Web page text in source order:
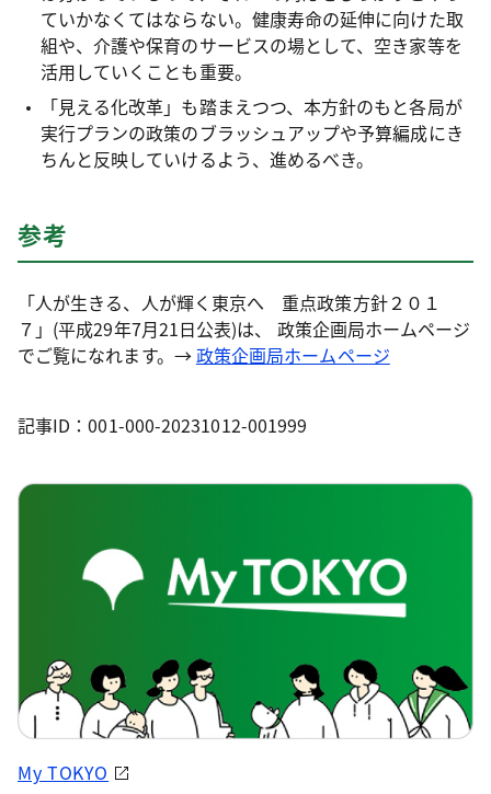
ていかなくてはならない。健康寿命の延伸に向けた取
組や、介護や保育のサービスの場として、空き家等を
活用していくことも重要。
「見える化改革」も踏まえつつ、本方針のもと各局が
実行プランの政策のブラッシュアップや予算編成にき
ちんと反映していけるよう、進めるべき。
参考
「人が生きる、人が輝く東京へ 重点政策方針２０１
７」(平成29年7月21日公表)は、 政策企画局ホームページ
でご覧になれます。→政策企画局ホームページ
記事ID：001-000-20231012-001999
My TOKYO